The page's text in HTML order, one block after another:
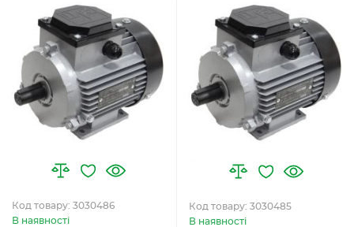
Код товару: 3030486
В наявності
Код товару: 3030485
В наявності